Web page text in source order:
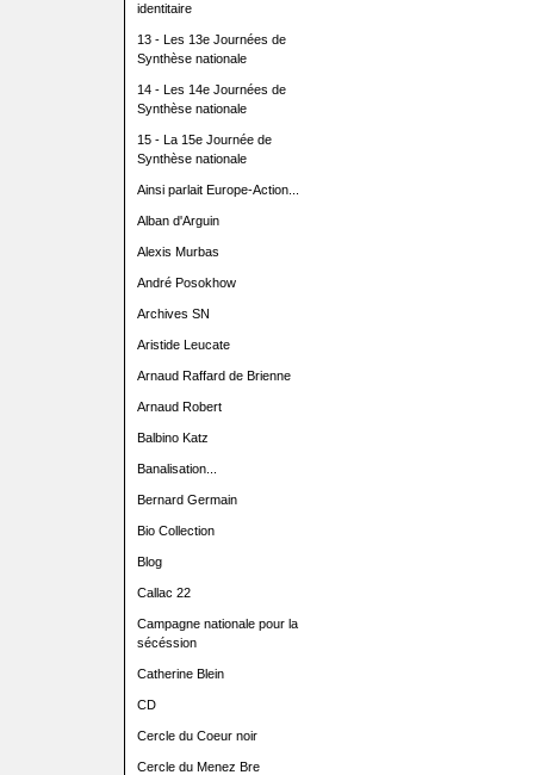
identitaire
13 - Les 13e Journées de
Synthèse nationale
14 - Les 14e Journées de
Synthèse nationale
15 - La 15e Journée de
Synthèse nationale
Ainsi parlait Europe-Action...
Alban d'Arguin
Alexis Murbas
André Posokhow
Archives SN
Aristide Leucate
Arnaud Raffard de Brienne
Arnaud Robert
Balbino Katz
Banalisation...
Bernard Germain
Bio Collection
Blog
Callac 22
Campagne nationale pour la
sécéssion
Catherine Blein
CD
Cercle du Coeur noir
Cercle du Menez Bre